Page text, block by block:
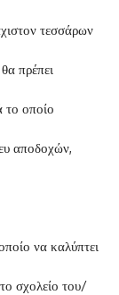
τεσσάρων
πρέπει
το οποίο
αποδοχών,
να καλύπτει
σχολείο του/